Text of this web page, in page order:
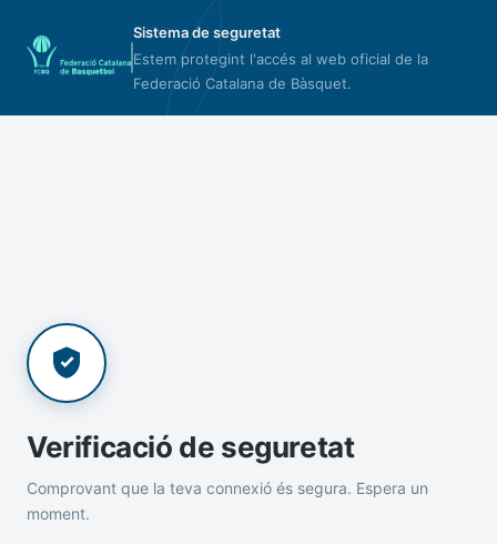
Sistema de seguretat
Estem protegint l'accés al web oficial de la
Federació Catalana de Bàsquet.
Verificació de seguretat
Comprovant que la teva connexió és segura. Espera un
moment.